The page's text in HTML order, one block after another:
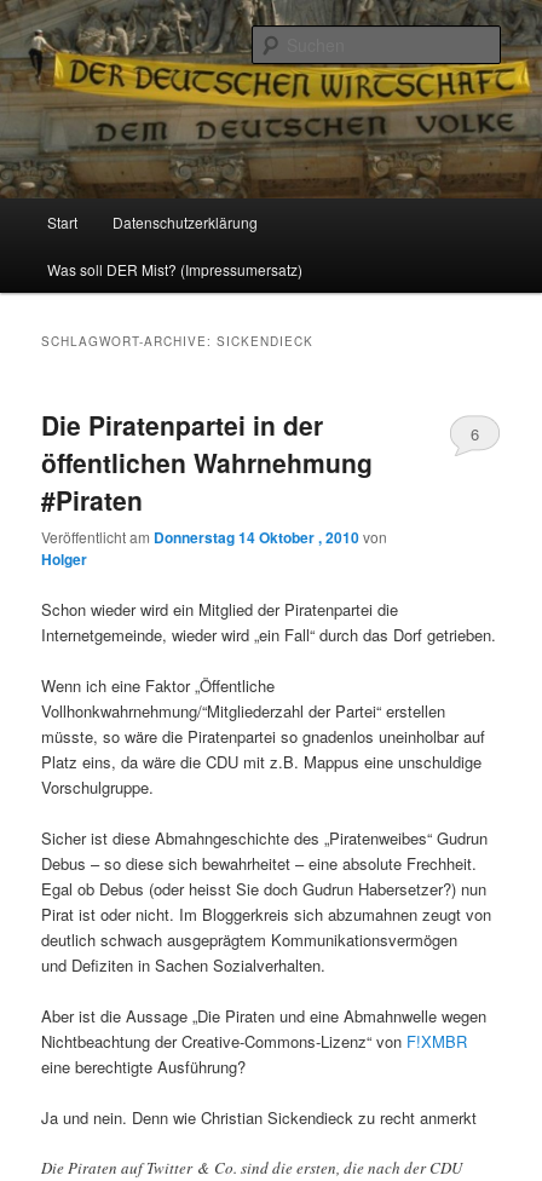
Reizzentrum
Politik, Wirtschaft, Soziales und Gesellschaft
Zum
Inhalt
Zum
sekundären
Start Datenschutzerklärung
Was soll DER Mist? (Impressumersatz)
SCHLAGWORT-ARCHIVE:SICKENDIECK
Die Piratenpartei in der
öffentlichen Wahrnehmung
#Piraten
Veröffentlicht am Donnerstag 14 Oktober , 2010von
Holger
6
Schon wieder wird ein Mitglied der Piratenpartei die
Internetgemeinde, wieder wird „ein Fall“ durch das Dorf getrieben.
Wenn ich eine Faktor „Öffentliche
Vollhonkwahrnehmung/“Mitgliederzahl der Partei“ erstellen
müsste, so wäre die Piratenpartei so gnadenlos uneinholbar auf
Platz eins, da wäre die CDU mit z.B. Mappus eine unschuldige
Vorschulgruppe.
Sicher ist diese Abmahngeschichte des „Piratenweibes“ Gudrun
Debus – so diese sich bewahrheitet – eine absolute Frechheit.
Egal ob Debus (oder heisst Sie doch Gudrun Habersetzer?) nun
Pirat ist oder nicht. Im Bloggerkreis sich abzumahnen zeugt von
deutlich schwach ausgeprägtem Kommunikationsvermögen
und Defiziten in Sachen Sozialverhalten.
Aber ist die Aussage „Die Piraten und eine Abmahnwelle wegen
Nichtbeachtung der Creative-Commons-Lizenz“ von F!XMBR
eine berechtigte Ausführung?
Ja und nein. Denn wie Christian Sickendieck zu recht anmerkt
Die Piraten auf Twitter & Co. sind die ersten, die nach der CDU